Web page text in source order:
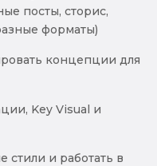
посты, сторис,
форматы)
концепции для
Key Visual и
и работать в